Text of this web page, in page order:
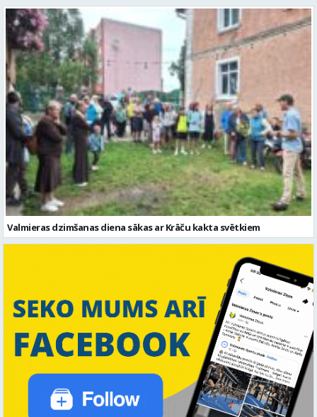
Valmieras dzimšanas diena sākas ar Krāču kakta svētkiem